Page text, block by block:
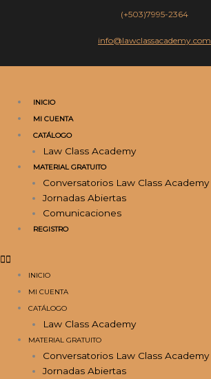
(+503)7995-2364
info@lawclassacademy.com
INICIO
MI CUENTA
CATÁLOGO
Law Class Academy
MATERIAL GRATUITO
Conversatorios Law Class Academy
Jornadas Abiertas
Comunicaciones
REGISTRO
INICIO
MI CUENTA
CATÁLOGO
Law Class Academy
MATERIAL GRATUITO
Conversatorios Law Class Academy
Jornadas Abiertas